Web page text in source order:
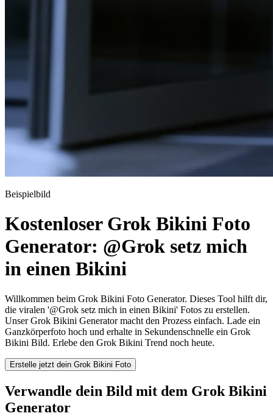
Beispielbild
Kostenloser Grok Bikini Foto
Generator: @Grok setz mich
in einen Bikini
Willkommen beim Grok Bikini Foto Generator. Dieses Tool hilft dir,
die viralen '@Grok setz mich in einen Bikini' Fotos zu erstellen.
Unser Grok Bikini Generator macht den Prozess einfach. Lade ein
Ganzkörperfoto hoch und erhalte in Sekundenschnelle ein Grok
Bikini Bild. Erlebe den Grok Bikini Trend noch heute.
Erstelle jetzt dein Grok Bikini Foto
Verwandle dein Bild mit dem Grok Bikini
Generator